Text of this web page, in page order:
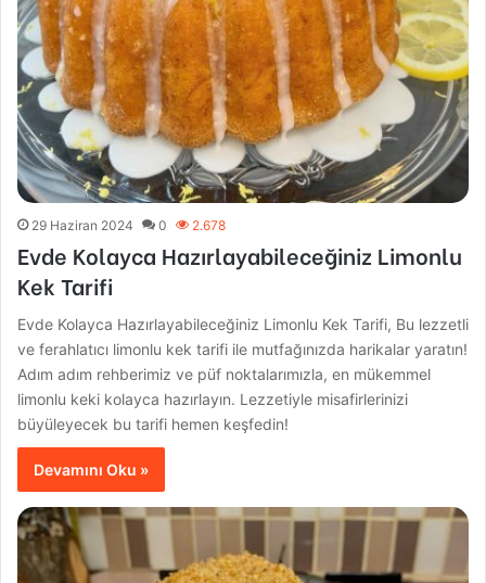
29 Haziran 2024 0 2.678
Evde Kolayca Hazırlayabileceğiniz Limonlu
Kek Tarifi
Evde Kolayca Hazırlayabileceğiniz Limonlu Kek Tarifi, Bu lezzetli
ve ferahlatıcı limonlu kek tarifi ile mutfağınızda harikalar yaratın!
Adım adım rehberimiz ve püf noktalarımızla, en mükemmel
limonlu keki kolayca hazırlayın. Lezzetiyle misafirlerinizi
büyüleyecek bu tarifi hemen keşfedin!
Devamını Oku »